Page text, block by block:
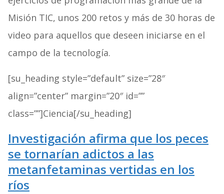
Misión TIC, unos 200 retos y más de 30 horas de
video para aquellos que deseen iniciarse en el
campo de la tecnología.
[su_heading style=”default” size=”28″
align=”center” margin=”20″ id=””
class=””]Ciencia[/su_heading]
Investigación afirma que los peces
se tornarían adictos a las
metanfetaminas vertidas en los
ríos